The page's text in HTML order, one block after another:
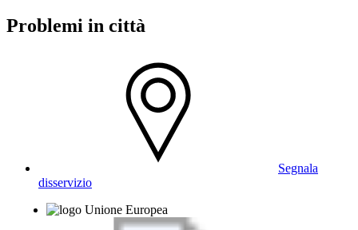
Problemi in città
Segnala
disservizio